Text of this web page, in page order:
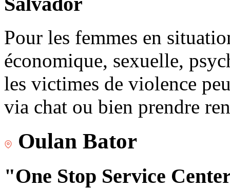
Pour les femmes en
économique, sexuelle,
les victimes de violence
via chat ou bien prendre
Oulan Bator
"One Stop Service